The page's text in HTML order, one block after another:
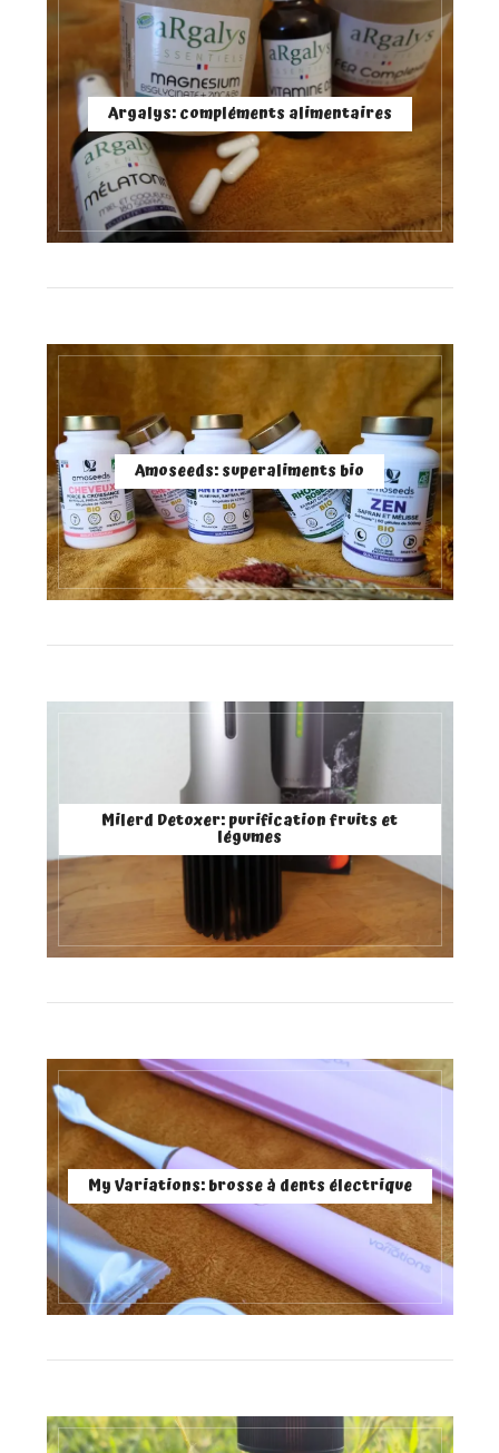
Argalys: compléments alimentaires
Amoseeds: superaliments bio
Milerd Detoxer: purification fruits et
légumes
My Variations: brosse à dents électrique